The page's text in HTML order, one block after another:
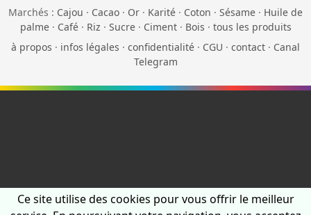
Marchés : Cajou · Cacao · Or · Karité · Coton · Sésame · Huile de
palme· Café· Riz · Sucre· Ciment· Bois · tous les produits
à propos · infos légales · confidentialité · CGU · contact · Canal
Telegram
Ce site utilise des cookies pour vous offrir le meilleur